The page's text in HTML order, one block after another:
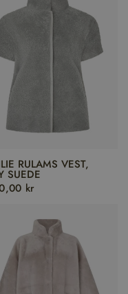
RULAMS VEST,
SUEDE
kr